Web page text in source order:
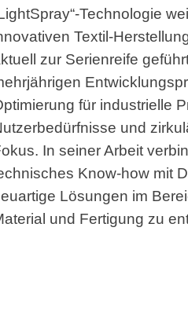
Technologie
Textil-
zur Serienreife
für industrielle
und
In seiner Arbeit
Know-how mit
Lösungen im
und Fertigung zu